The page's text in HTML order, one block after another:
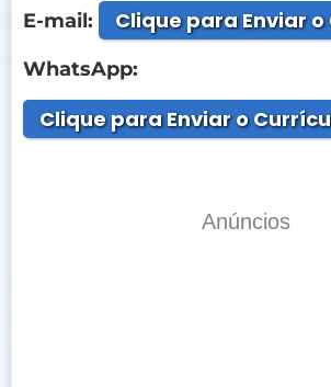
E-mail: Clique para Enviar
WhatsApp:
Clique para Enviar o
Anúncios